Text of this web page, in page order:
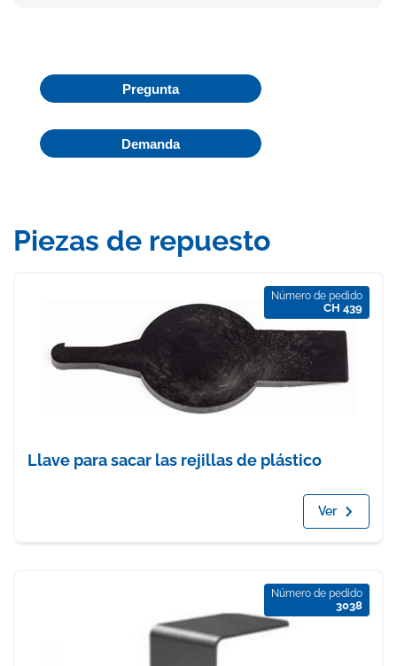
Pregunta
Demanda
Piezas de repuesto
Número de pedido
CH 439
Llave para sacar las rejillas de plástico
Ver
Número de pedido
3038